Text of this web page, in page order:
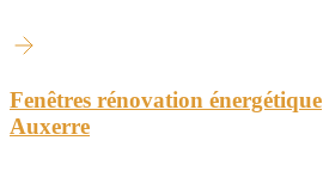
Fenêtres rénovation énergétique
Auxerre